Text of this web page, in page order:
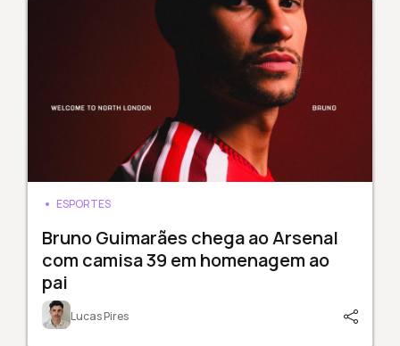
ESPORTES
Bruno Guimarães chega ao Arsenal
com camisa 39 em homenagem ao
pai
Lucas Pires